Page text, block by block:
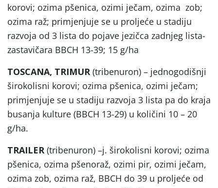
korovi; ozima pšenica, ozimi ječam, ozima zob;
ozima raž; primjenjuje se u proljeće u stadiju
razvoja od 3 lista do pojave jezičca zadnjeg lista-
zastavičara BBCH 13-39; 15 g/ha
TOSCANA, TRIMUR (tribenuron) – jednogodišnji
širokolisni korovi; ozima pšenica, ozimi ječam;
primjenjuje se u stadiju razvoja 3 lista pa do kraja
busanja kulture (BBCH 13-29) u količini 10 – 20
g/ha.
TRAILER (tribenuron) –j. širokolisni korovi; ozima
pšenica, ozima pšenoraž, ozimi pir, ozimi ječam,
ozima zob, ozima raž, BBCH do 39 u proljeće od